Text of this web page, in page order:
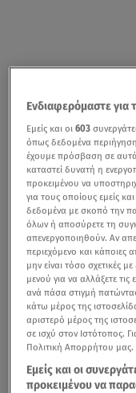
Ενδιαφερόμαστε για
Εμείς και οι603
όπως δεδομένα
έχουμε πρόσβαση σε
καταστεί δυνατή η
προκειμένου να
για τους οποίους εμείς
δεδομένα με σκοπό την
όλων ή αποσύρετε τη
απενεργοποιηθούν. Αν
περιεχόμενο και κάποιες
μην είναι τόσο σχετικές
μενού για να αλλάξετε
ανά πάσα στιγμή
κάτω μέρος της
αριστερό μέρος της
σε ισχύ στον Ιστότοπος.
Πολιτική Απορρήτου μας.
Εμείς και οι
προκειμένου να